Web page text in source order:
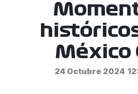
México
24 Octubre 2024